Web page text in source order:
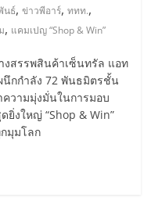
นธ์,ข่าวพีอาร์,ททท.,
, แคมเปญ “Shop & Win”
สรรพสินค้าเซ็นทรัล แอท
นึกกำลัง 72 พันธมิตรชั้น
วามมุ่งมั่นในการมอบ
งใหญ่ “Shop & Win”
มุมโลก